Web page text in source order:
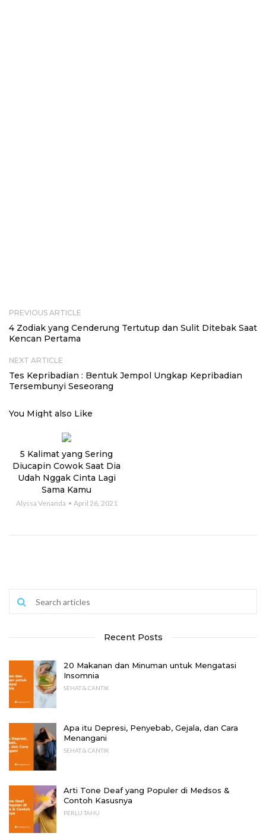
PREVIOUS ARTICLE
4 Zodiak yang Cenderung Tertutup dan Sulit Ditebak Saat
Kencan Pertama
NEXT ARTICLE
Tes Kepribadian : Bentuk Jempol Ungkap Kepribadian
Tersembunyi Seseorang
You Might also Like
5 Kalimat yang Sering
Diucapin Cowok Saat Dia
Udah Nggak Cinta Lagi
Sama Kamu
Alyssa Venanda April 26, 2021
Recent Posts
20 Makanan dan Minuman untuk Mengatasi
Insomnia
SEHAT & CANTIK
Apa itu Depresi, Penyebab, Gejala, dan Cara
Menangani
SEHAT & CANTIK
Arti Tone Deaf yang Populer di Medsos &
Contoh Kasusnya
PERLU TAHU